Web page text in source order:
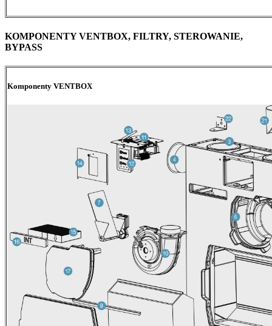
KOMPONENTY VENTBOX, FILTRY, STEROWANIE,
BYPASS
Komponenty VENTBOX